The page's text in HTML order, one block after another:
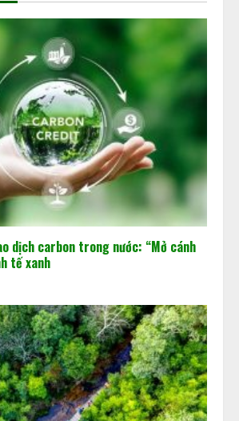
dịch carbon trong nước: “Mở cánh
tế xanh